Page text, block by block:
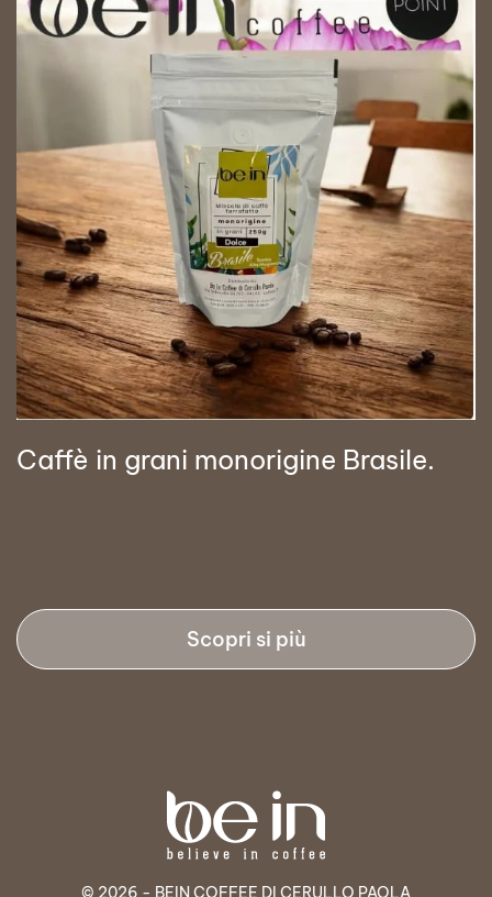
Caffè in grani monorigine Brasile.
Scopri si più
© 2026 - BEIN COFFEE DI CERULLO PAOLA